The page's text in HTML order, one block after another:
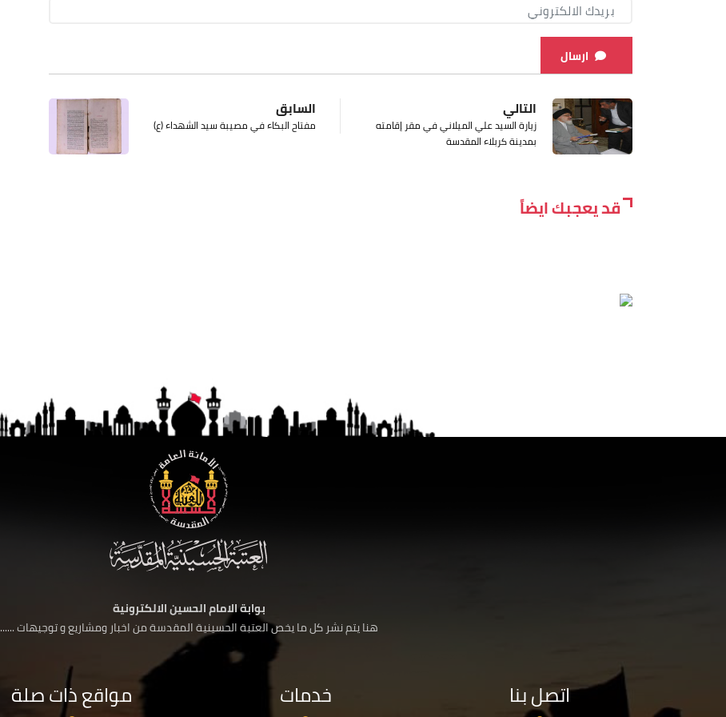
ارسال
السابق
مفتاح البكاء في مصيبة سيد الشهداء (ع)
التالي
زيارة السيد علي الميلاني في مقر إقامته
بمدينة كربلاء المقدسة
قد يعجبك ايضاً
بوابة الامام الحسين الالكترونية
هنا يتم نشر كل ما يخص العتبة الحسينية المقدسة من اخبار ومشاريع و توجيهات ......
اتصل بنا خدمات مواقع ذات صلة